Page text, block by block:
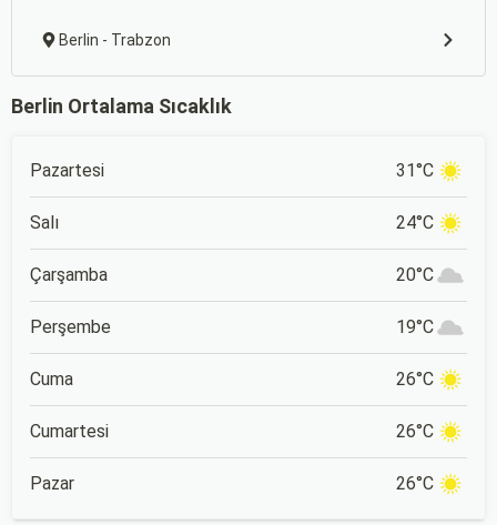
Berlin - Trabzon
Berlin Ortalama Sıcaklık
Pazartesi 31°C
Salı 24°C
Çarşamba 20°C
Perşembe 19°C
Cuma 26°C
Cumartesi 26°C
Pazar 26°C